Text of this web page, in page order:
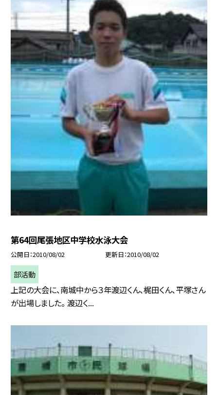
第64回尾張地区中学校水泳大会
公開日 2010/08/02 更新日 2010/08/02
部活動
上記の大会に、南城中から３年渡辺くん、梶田くん、平塚さん
が出場しました。 渡辺く...